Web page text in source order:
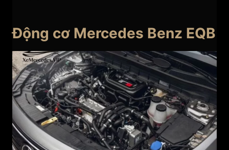
Động cơ Mercedes Benz EQB